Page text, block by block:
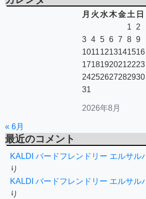
2026年8月
月 火 水木金 土 日
1
2
3 4 5 6 7 8 9
10111213141516
17181920212223
24252627282930
31
« 6月
最近のコメント
KALDI バードフレンドリー エルサル
り
KALDI バードフレンドリー エルサル
り